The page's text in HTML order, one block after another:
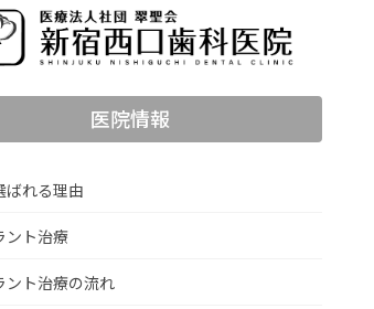
医院情報
ばれる理由
ント治療
ント治療の流れ